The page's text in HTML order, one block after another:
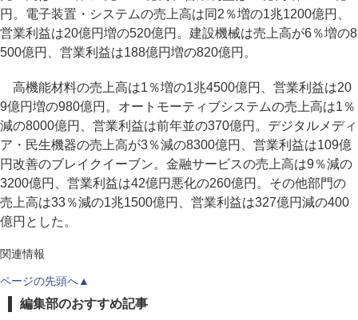
円。電子装置・システムの売上高は同2％増の1兆1200億円、
営業利益は20億円増の520億円。建設機械は売上高が6％増の8
500億円、営業利益は188億円増の820億円。
高機能材料の売上高は1％増の1兆4500億円、営業利益は20
9億円増の980億円。オートモーティブシステムの売上高は1％
減の8000億円、営業利益は前年並の370億円。デジタルメディ
ア・民生機器の売上高が3％減の8300億円、営業利益は109億
円改善のブレイクイーブン。金融サービスの売上高は9％減の
3200億円、営業利益は42億円悪化の260億円。その他部門の
売上高は33％減の1兆1500億円、営業利益は327億円減の400
億円とした。
関連情報
ページの先頭へ▲
編集部のおすすめ記事